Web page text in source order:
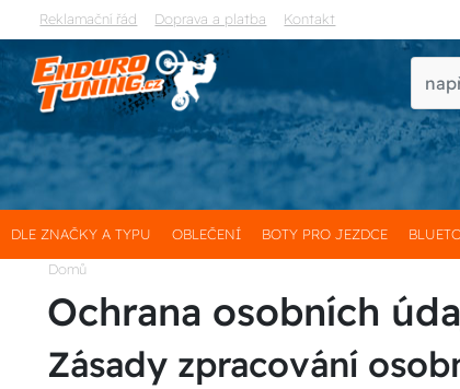
Reklamační řád Doprava a platba Kontakt
DLE ZNAČKY A TYPU OBLEČENÍ BOTY PRO JEZDCE
Domů
Ochrana osobních
Zásady zpracování